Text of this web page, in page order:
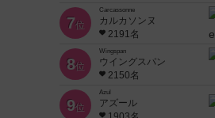
7位
Carcassonne
カルカソンヌ
2191名
8位
Wingspan
ウイングスパン
2150名
9位
Azul
アズール